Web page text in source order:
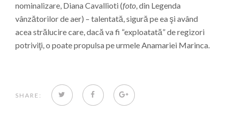
nominalizare, Diana Cavallioti (foto, din Legenda
vânzătorilor de aer) – talentată, sigură pe ea şi având
acea strălucire care, dacă va fi “exploatată” de regizori
potriviţi, o poate propulsa pe urmele Anamariei Marinca.
SHARE: TWITTERFACEBOOKGOOGLE+